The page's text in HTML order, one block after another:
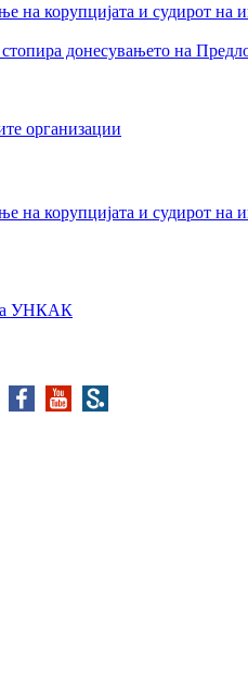
на корупцијата и судирот
донесувањето на
организации
на корупцијата и судирот
за УНКАК